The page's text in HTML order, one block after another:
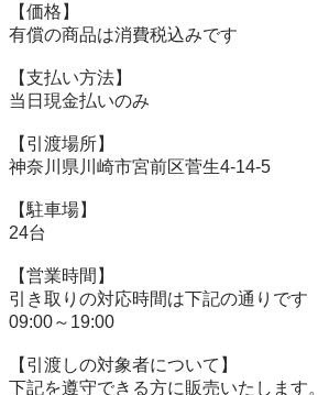
【価格】
有償の商品は消費税込みです
【⽀払い⽅法】
当⽇現⾦払いのみ
【引渡場所】
神奈川県川崎市宮前区菅生4-14-5
【駐⾞場】
24台
【営業時間】
引き取りの対応時間は下記の通りです
09:00～19:00
【引渡しの対象者について】
下記を遵守できる⽅に販売いたします。